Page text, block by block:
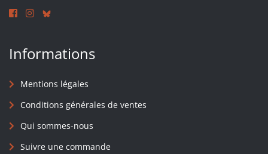
Informations
Mentions légales
Conditions générales de ventes
Qui sommes-nous
Suivre une commande